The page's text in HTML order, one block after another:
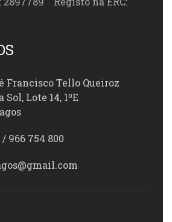
Francisco Tello Queiroz
Lote 14, 1ºE
/ 966 754 800